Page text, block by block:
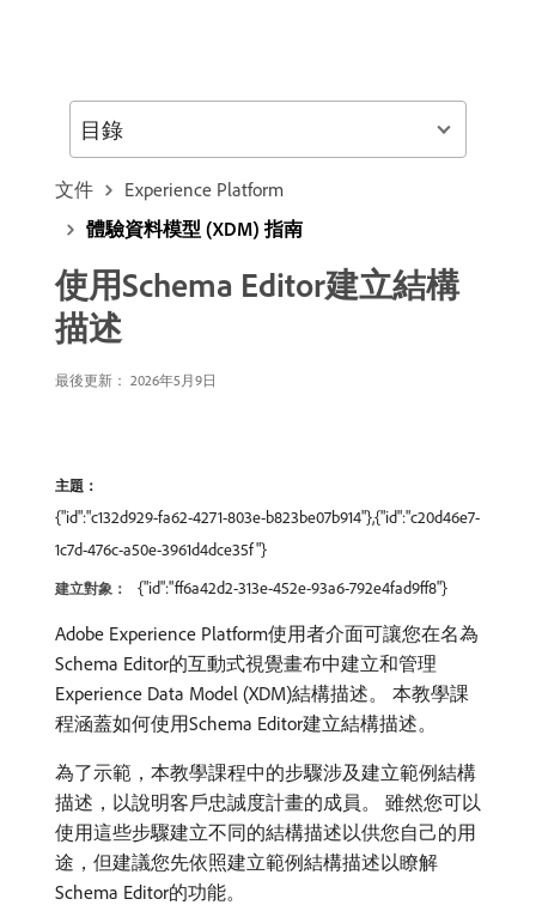
文件
Experience Platform
體驗資料模型 (XDM) 指南
使用Schema Editor建立結構
描述
最後更新： 2026年5月9日
主題：
{"id":"c132d929-fa62-4271-803e-b823be07b914"},{"id":"c20d46e7-
1c7d-476c-a50e-3961d4dce35f"}
建立對象： {"id":"ff6a42d2-313e-452e-93a6-792e4fad9ff8"}
Adobe Experience Platform使用者介面可讓您在名為
Schema Editor的互動式視覺畫布中建立和管理
Experience Data Model (XDM)結構描述。 本教學課
程涵蓋如何使用Schema Editor建立結構描述。
為了示範，本教學課程中的步驟涉及建立範例結構
描述，以說明客戶忠誠度計畫的成員。 雖然您可以
使用這些步驟建立不同的結構描述以供您自己的用
途，但建議您先依照建立範例結構描述以瞭解
Schema Editor的功能。
目錄